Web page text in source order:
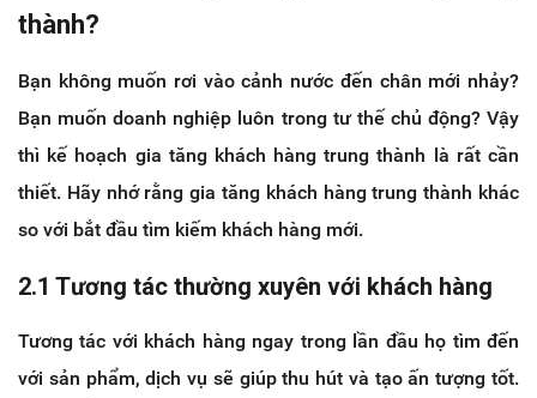
thành?
Bạn không muốn rơi vào cảnh nước đến chân mới nhảy?
Bạn muốn doanh nghiệp luôn trong tư thế chủ động? Vậy
thì kế hoạch gia tăng khách hàng trung thành là rất cần
thiết. Hãy nhớ rằng gia tăng khách hàng trung thành khác
so với bắt đầu tìm kiếm khách hàng mới.
2.1 Tương tác thường xuyên với khách hàng
Tương tác với khách hàng ngay trong lần đầu họ tìm đến
với sản phẩm, dịch vụ sẽ giúp thu hút và tạo ấn tượng tốt.